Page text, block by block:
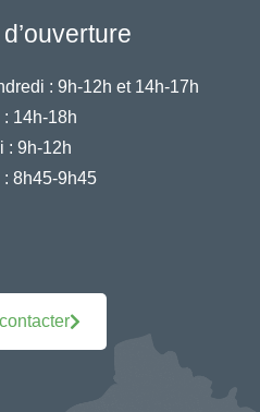
: 9h-12h et 14h-17h
: 14h-18h
: 9h-12h
8h45-9h45